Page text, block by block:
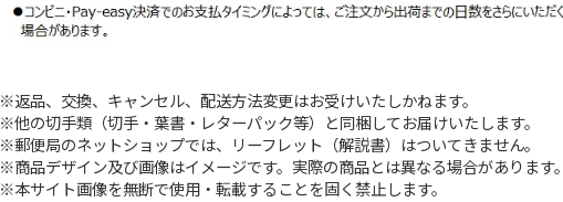
※返品、交換、キャンセル、配送方法変更はお受けいたしかねます。
※他の切手類（切手・葉書・レターパック等）と同梱してお届けいたします。
※郵便局のネットショップでは、リーフレット（解説書）はついてきません。
※商品デザイン及び画像はイメージです。実際の商品とは異なる場合があります。
※本サイト画像を無断で使用・転載することを固く禁止します。